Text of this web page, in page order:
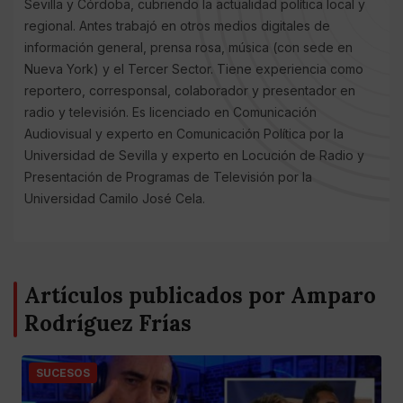
Sevilla y Córdoba, cubriendo la actualidad política local y
regional. Antes trabajó en otros medios digitales de
información general, prensa rosa, música (con sede en
Nueva York) y el Tercer Sector. Tiene experiencia como
reportero, corresponsal, colaborador y presentador en
radio y televisión. Es licenciado en Comunicación
Audiovisual y experto en Comunicación Política por la
Universidad de Sevilla y experto en Locución de Radio y
Presentación de Programas de Televisión por la
Universidad Camilo José Cela.
Artículos publicados por Amparo
Rodríguez Frías
SUCESOS